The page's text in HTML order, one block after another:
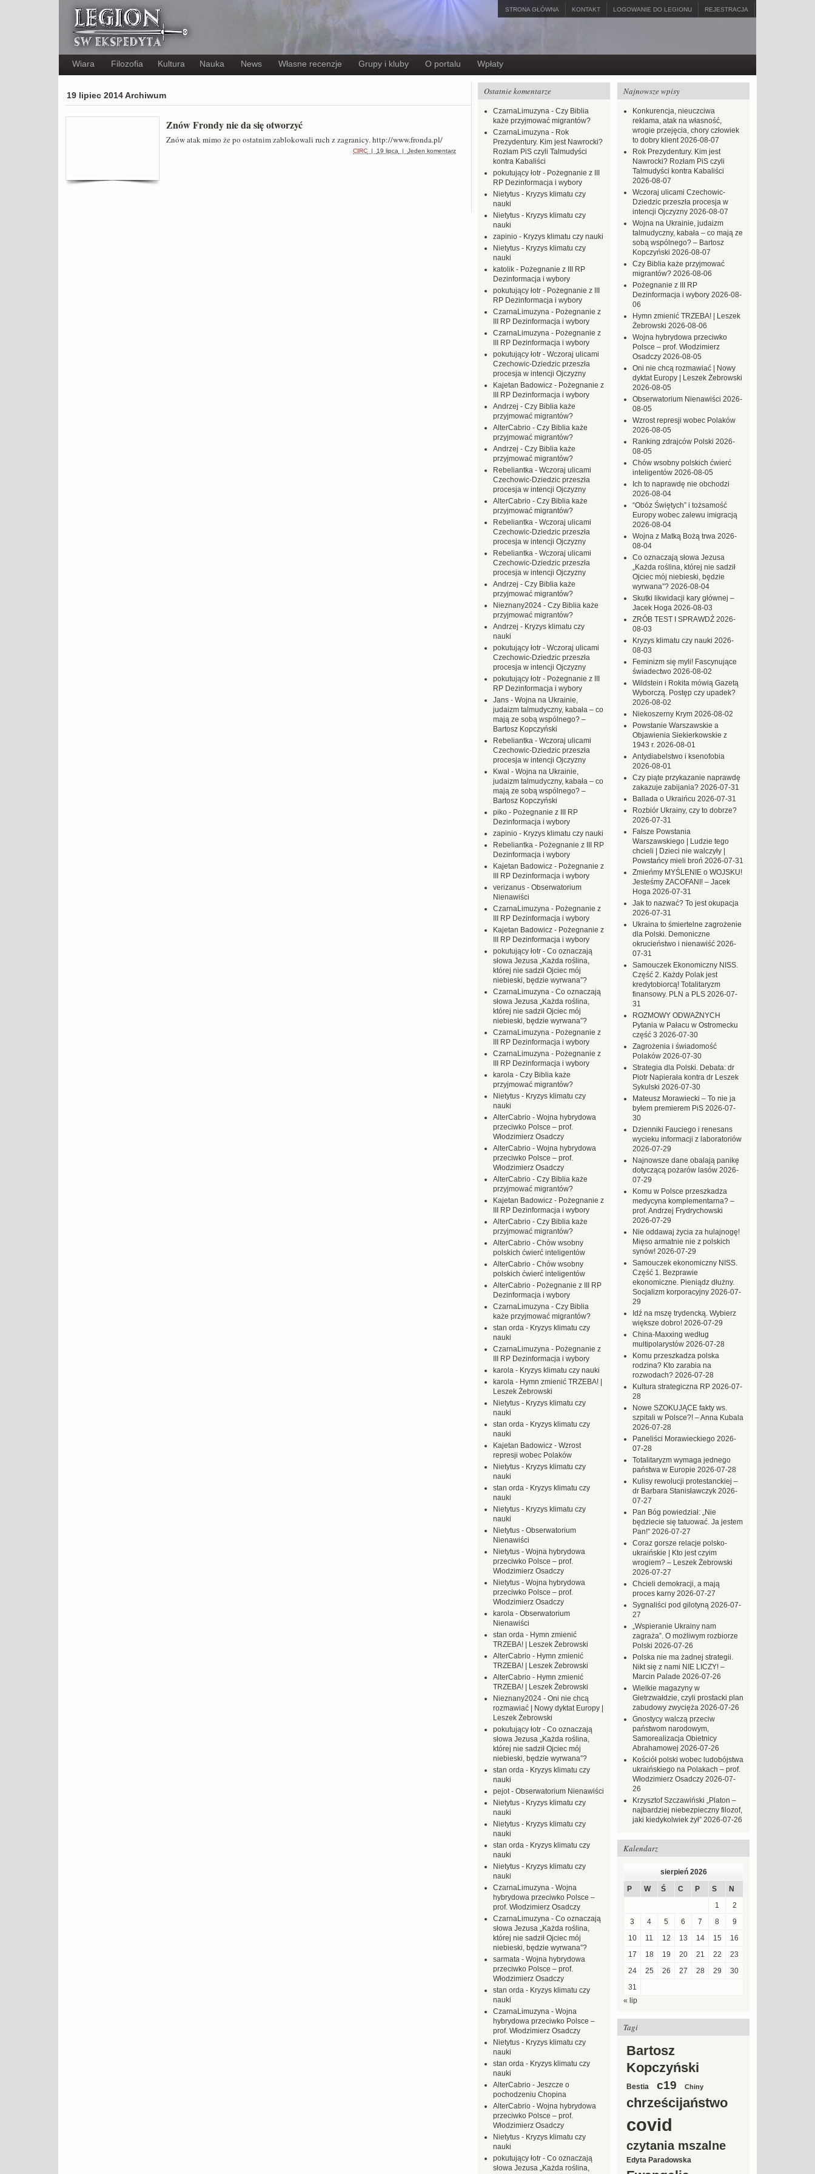
STRONA GŁÓWNA KONTAKT LOGOWANIE DO LEGIONU REJESTRACJA
Wiara Filozofia Kultura Nauka News Własne recenzje Grupy i kluby O portalu Wpłaty
19 lipiec 2014 Archiwum
Znów Frondy nie da się otworzyć
Znów atak mimo że po ostatnim zablokowali ruch z zagranicy. http://www.fronda.pl/
CIRC | 19 lipca | Jeden komentarz
Najnowsze wpisy
Konkurencja, nieuczciwa
reklama, atak na własność,
wrogie przejęcia, chory człowiek
to dobry klient 2026-08-07
Rok Prezydentury. Kim jest
Nawrocki? Rozłam PiS czyli
Talmudyści kontra Kabaliści
2026-08-07
Wczoraj ulicami Czechowic-
Dziedzic przeszła procesja w
intencji Ojczyzny 2026-08-07
Wojna na Ukrainie, judaizm
talmudyczny, kabała – co mają ze
sobą wspólnego? – Bartosz
Kopczyński 2026-08-07
Czy Biblia każe przyjmować
migrantów? 2026-08-06
Pożegnanie z III RP
Dezinformacja i wybory 2026-08-
06
Hymn zmienić TRZEBA! | Leszek
Żebrowski 2026-08-06
Wojna hybrydowa przeciwko
Polsce – prof. Włodzimierz
Osadczy 2026-08-05
Oni nie chcą rozmawiać | Nowy
dyktat Europy | Leszek Żebrowski
2026-08-05
Obserwatorium Nienawiści 2026-
08-05
Wzrost represji wobec Polaków
2026-08-05
Ranking zdrajców Polski 2026-
08-05
Chów wsobny polskich ćwierć
inteligentów 2026-08-05
Ich to naprawdę nie obchodzi
2026-08-04
“Obóz Świętych” i tożsamość
Europy wobec zalewu imigracją
2026-08-04
Wojna z Matką Bożą trwa 2026-
08-04
Co oznaczają słowa Jezusa
„Każda roślina, której nie sadził
Ojciec mój niebieski, będzie
wyrwana”? 2026-08-04
Skutki likwidacji kary głównej –
Jacek Hoga 2026-08-03
ZRÓB TEST I SPRAWDŹ 2026-
08-03
Kryzys klimatu czy nauki 2026-
08-03
Feminizm się myli! Fascynujące
świadectwo 2026-08-02
Wildstein i Rokita mówią Gazetą
Wyborczą. Postęp czy upadek?
2026-08-02
Niekoszerny Krym 2026-08-02
Powstanie Warszawskie a
Objawienia Siekierkowskie z
1943 r. 2026-08-01
Antydiabelstwo i ksenofobia
2026-08-01
Czy piąte przykazanie naprawdę
zakazuje zabijania? 2026-07-31
Ballada o Ukraińcu 2026-07-31
Rozbiór Ukrainy, czy to dobrze?
2026-07-31
Fałsze Powstania
Warszawskiego | Ludzie tego
chcieli | Dzieci nie walczyły |
Powstańcy mieli broń 2026-07-31
Zmieńmy MYŚLENIE o WOJSKU!
Jesteśmy ZACOFANI! – Jacek
Hoga 2026-07-31
Jak to nazwać? To jest okupacja
2026-07-31
Ukraina to śmiertelne zagrożenie
dla Polski. Demoniczne
okrucieństwo i nienawiść 2026-
07-31
Samouczek Ekonomiczny NISS.
Część 2. Każdy Polak jest
kredytobiorcą! Totalitaryzm
finansowy. PLN a PLS 2026-07-
31
ROZMOWY ODWAŻNYCH
Pytania w Pałacu w Ostromecku
część 3 2026-07-30
Zagrożenia i świadomość
Polaków 2026-07-30
Strategia dla Polski. Debata: dr
Piotr Napierała kontra dr Leszek
Sykulski 2026-07-30
Mateusz Morawiecki – To nie ja
byłem premierem PiS 2026-07-
30
Dzienniki Fauciego i renesans
wycieku informacji z laboratoriów
2026-07-29
Najnowsze dane obalają panikę
dotyczącą pożarów lasów 2026-
07-29
Komu w Polsce przeszkadza
medycyna komplementarna? –
prof. Andrzej Frydrychowski
2026-07-29
Nie oddawaj życia za hulajnogę!
Mięso armatnie nie z polskich
synów! 2026-07-29
Samouczek ekonomiczny NISS.
Część 1. Bezprawie
ekonomiczne. Pieniądz dłużny.
Socjalizm korporacyjny 2026-07-
29
Idź na mszę trydencką. Wybierz
większe dobro! 2026-07-29
China-Maxxing według
multipolarystów 2026-07-28
Komu przeszkadza polska
rodzina? Kto zarabia na
rozwodach? 2026-07-28
Kultura strategiczna RP 2026-07-
28
Nowe SZOKUJĄCE fakty ws.
szpitali w Polsce?! – Anna Kubala
2026-07-28
Paneliści Morawieckiego 2026-
07-28
Totalitaryzm wymaga jednego
państwa w Europie 2026-07-28
Kulisy rewolucji protestanckiej –
dr Barbara Stanisławczyk 2026-
07-27
Pan Bóg powiedział: „Nie
będziecie się tatuować. Ja jestem
Pan!” 2026-07-27
Coraz gorsze relacje polsko-
ukraińskie | Kto jest czyim
wrogiem? – Leszek Żebrowski
2026-07-27
Chcieli demokracji, a mają
proces karny 2026-07-27
Sygnaliści pod gilotyną 2026-07-
27
„Wspieranie Ukrainy nam
zagraża”. O możliwym rozbiorze
Polski 2026-07-26
Polska nie ma żadnej strategii.
Nikt się z nami NIE LICZY! –
Marcin Palade 2026-07-26
Wielkie magazyny w
Gietrzwałdzie, czyli prostacki plan
zabudowy zwycięża 2026-07-26
Gnostycy walczą przeciw
państwom narodowym,
Samorealizacja Obietnicy
Abrahamowej 2026-07-26
Kościół polski wobec ludobójstwa
ukraińskiego na Polakach – prof.
Włodzimierz Osadczy 2026-07-
26
Krzysztof Szczawiński „Platon –
najbardziej niebezpieczny filozof,
jaki kiedykolwiek żył” 2026-07-26
Kalendarz
sierpień 2026
P
W Ś C P S
N
1
2
3
4 5 6 7 8
9
10
11 12 13 14 15
16
17
18 19 20 21 22
23
24
25 26 27 28 29
30
31
« lip
Tagi
Bartosz
Kopczyński
Bestia c19 Chiny
chrześcijaństwo
covid
czytania mszalne
Edyta Paradowska
Ostatnie komentarze
CzarnaLimuzyna - Czy Biblia
każe przyjmować migrantów?
CzarnaLimuzyna - Rok
Prezydentury. Kim jest Nawrocki?
Rozłam PiS czyli Talmudyści
kontra Kabaliści
pokutujący łotr - Pożegnanie z III
RP Dezinformacja i wybory
Nietytus - Kryzys klimatu czy
nauki
Nietytus - Kryzys klimatu czy
nauki
zapinio - Kryzys klimatu czy nauki
Nietytus - Kryzys klimatu czy
nauki
katolik - Pożegnanie z III RP
Dezinformacja i wybory
pokutujący łotr - Pożegnanie z III
RP Dezinformacja i wybory
CzarnaLimuzyna - Pożegnanie z
III RP Dezinformacja i wybory
CzarnaLimuzyna - Pożegnanie z
III RP Dezinformacja i wybory
pokutujący łotr - Wczoraj ulicami
Czechowic-Dziedzic przeszła
procesja w intencji Ojczyzny
Kajetan Badowicz - Pożegnanie z
III RP Dezinformacja i wybory
Andrzej - Czy Biblia każe
przyjmować migrantów?
AlterCabrio - Czy Biblia każe
przyjmować migrantów?
Andrzej - Czy Biblia każe
przyjmować migrantów?
Rebeliantka - Wczoraj ulicami
Czechowic-Dziedzic przeszła
procesja w intencji Ojczyzny
AlterCabrio - Czy Biblia każe
przyjmować migrantów?
Rebeliantka - Wczoraj ulicami
Czechowic-Dziedzic przeszła
procesja w intencji Ojczyzny
Rebeliantka - Wczoraj ulicami
Czechowic-Dziedzic przeszła
procesja w intencji Ojczyzny
Andrzej - Czy Biblia każe
przyjmować migrantów?
Nieznany2024 - Czy Biblia każe
przyjmować migrantów?
Andrzej - Kryzys klimatu czy
nauki
pokutujący łotr - Wczoraj ulicami
Czechowic-Dziedzic przeszła
procesja w intencji Ojczyzny
pokutujący łotr - Pożegnanie z III
RP Dezinformacja i wybory
Jans - Wojna na Ukrainie,
judaizm talmudyczny, kabała – co
mają ze sobą wspólnego? –
Bartosz Kopczyński
Rebeliantka - Wczoraj ulicami
Czechowic-Dziedzic przeszła
procesja w intencji Ojczyzny
Kwal - Wojna na Ukrainie,
judaizm talmudyczny, kabała – co
mają ze sobą wspólnego? –
Bartosz Kopczyński
piko - Pożegnanie z III RP
Dezinformacja i wybory
zapinio - Kryzys klimatu czy nauki
Rebeliantka - Pożegnanie z III RP
Dezinformacja i wybory
Kajetan Badowicz - Pożegnanie z
III RP Dezinformacja i wybory
verizanus - Obserwatorium
Nienawiści
CzarnaLimuzyna - Pożegnanie z
III RP Dezinformacja i wybory
Kajetan Badowicz - Pożegnanie z
III RP Dezinformacja i wybory
pokutujący łotr - Co oznaczają
słowa Jezusa „Każda roślina,
której nie sadził Ojciec mój
niebieski, będzie wyrwana”?
CzarnaLimuzyna - Co oznaczają
słowa Jezusa „Każda roślina,
której nie sadził Ojciec mój
niebieski, będzie wyrwana”?
CzarnaLimuzyna - Pożegnanie z
III RP Dezinformacja i wybory
CzarnaLimuzyna - Pożegnanie z
III RP Dezinformacja i wybory
karola - Czy Biblia każe
przyjmować migrantów?
Nietytus - Kryzys klimatu czy
nauki
AlterCabrio - Wojna hybrydowa
przeciwko Polsce – prof.
Włodzimierz Osadczy
AlterCabrio - Wojna hybrydowa
przeciwko Polsce – prof.
Włodzimierz Osadczy
AlterCabrio - Czy Biblia każe
przyjmować migrantów?
Kajetan Badowicz - Pożegnanie z
III RP Dezinformacja i wybory
AlterCabrio - Czy Biblia każe
przyjmować migrantów?
AlterCabrio - Chów wsobny
polskich ćwierć inteligentów
AlterCabrio - Chów wsobny
polskich ćwierć inteligentów
AlterCabrio - Pożegnanie z III RP
Dezinformacja i wybory
CzarnaLimuzyna - Czy Biblia
każe przyjmować migrantów?
stan orda - Kryzys klimatu czy
nauki
CzarnaLimuzyna - Pożegnanie z
III RP Dezinformacja i wybory
karola - Kryzys klimatu czy nauki
karola - Hymn zmienić TRZEBA! |
Leszek Żebrowski
Nietytus - Kryzys klimatu czy
nauki
stan orda - Kryzys klimatu czy
nauki
Kajetan Badowicz - Wzrost
represji wobec Polaków
Nietytus - Kryzys klimatu czy
nauki
stan orda - Kryzys klimatu czy
nauki
Nietytus - Kryzys klimatu czy
nauki
Nietytus - Obserwatorium
Nienawiści
Nietytus - Wojna hybrydowa
przeciwko Polsce – prof.
Włodzimierz Osadczy
Nietytus - Wojna hybrydowa
przeciwko Polsce – prof.
Włodzimierz Osadczy
karola - Obserwatorium
Nienawiści
stan orda - Hymn zmienić
TRZEBA! | Leszek Żebrowski
AlterCabrio - Hymn zmienić
TRZEBA! | Leszek Żebrowski
AlterCabrio - Hymn zmienić
TRZEBA! | Leszek Żebrowski
Nieznany2024 - Oni nie chcą
rozmawiać | Nowy dyktat Europy |
Leszek Żebrowski
pokutujący łotr - Co oznaczają
słowa Jezusa „Każda roślina,
której nie sadził Ojciec mój
niebieski, będzie wyrwana”?
stan orda - Kryzys klimatu czy
nauki
pejot- Obserwatorium Nienawiści
Nietytus - Kryzys klimatu czy
nauki
Nietytus - Kryzys klimatu czy
nauki
stan orda - Kryzys klimatu czy
nauki
Nietytus - Kryzys klimatu czy
nauki
CzarnaLimuzyna - Wojna
hybrydowa przeciwko Polsce –
prof. Włodzimierz Osadczy
CzarnaLimuzyna - Co oznaczają
słowa Jezusa „Każda roślina,
której nie sadził Ojciec mój
niebieski, będzie wyrwana”?
sarmata - Wojna hybrydowa
przeciwko Polsce – prof.
Włodzimierz Osadczy
stan orda - Kryzys klimatu czy
nauki
CzarnaLimuzyna - Wojna
hybrydowa przeciwko Polsce –
prof. Włodzimierz Osadczy
Nietytus - Kryzys klimatu czy
nauki
stan orda - Kryzys klimatu czy
nauki
AlterCabrio - Jeszcze o
pochodzeniu Chopina
AlterCabrio - Wojna hybrydowa
przeciwko Polsce – prof.
Włodzimierz Osadczy
Nietytus - Kryzys klimatu czy
nauki
pokutujący łotr - Co oznaczają
słowa Jezusa „Każda roślina,